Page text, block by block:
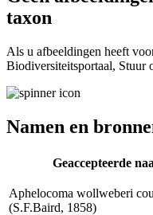
taxon
Als u afbeeldingen heeft
Biodiversiteitsportaal, Stuur
Namen en
Geaccepteerde
Aphelocoma wollweberi
(S.F.Baird, 1858)